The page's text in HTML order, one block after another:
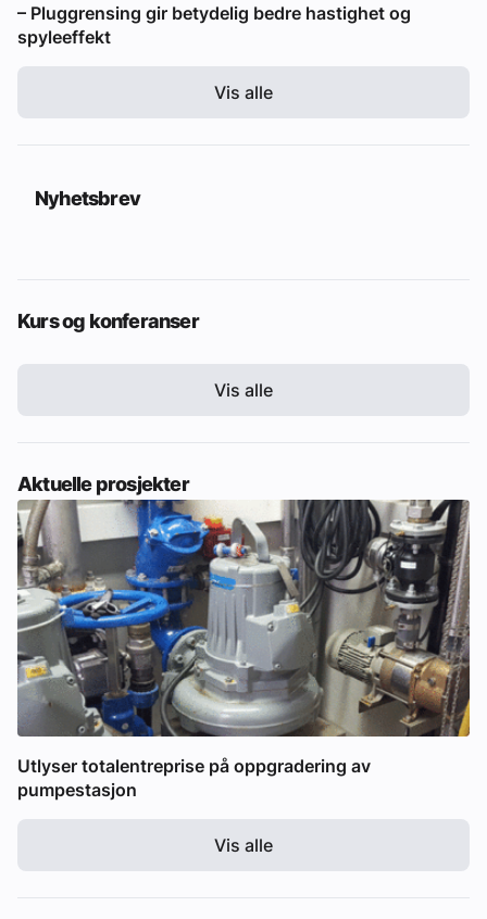
– Pluggrensing gir betydelig bedre hastighet og
spyleeffekt
Vis alle
Nyhetsbrev
Kurs og konferanser
Vis alle
Aktuelle prosjekter
Utlyser totalentreprise på oppgradering av
pumpestasjon
Vis alle